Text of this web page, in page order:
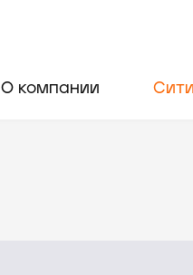
О компании